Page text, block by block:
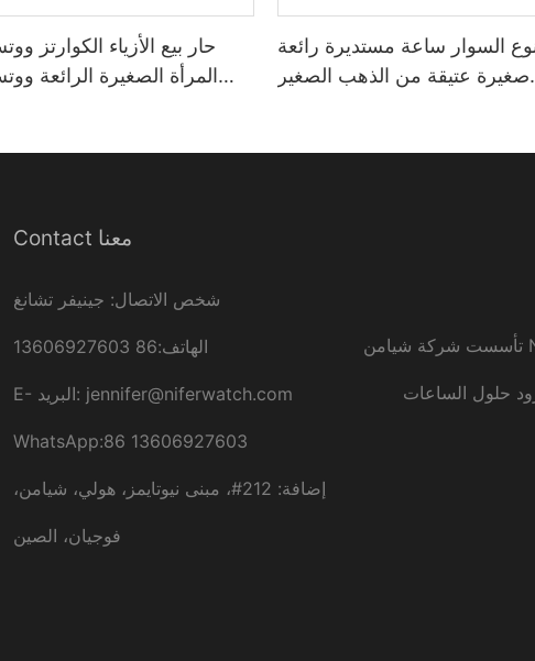
حار بيع الأزياء الكوارتز
المرأة الصغيرة الرائعة
السوار ساعة مستديرة رائعة
صغيرة عتيقة من الذهب الصغير
Contact معنا
شخص الاتصال: جينيفر تشانغ
الهاتف:86 13606927603
E- البريد: jennifer@niferwatch.com
WhatsApp:86 13606927603
إضافة: 212#، مبنى نيوتايمز، هولي، شيامن،
فوجيان، الصين
مزود حلول الساعات